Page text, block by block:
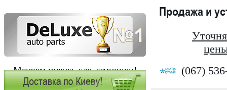
Меняем стекла, как лампочки!
Продажа и
(067)